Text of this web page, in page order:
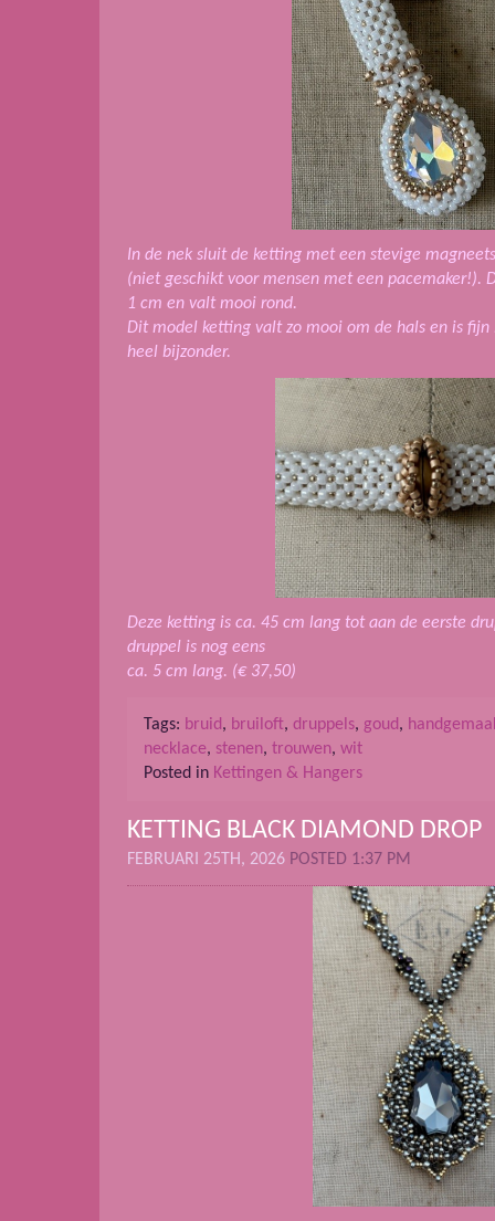
In de nek sluit de ketting met een stevige
(niet geschikt voor mensen met een pacemaker!).
1 cm en valt mooi rond.
Dit model ketting valt zo mooi om de hals en is
heel bijzonder.
Deze ketting is ca. 45 cm lang tot aan de eerste
druppel is nog eens
ca. 5 cm lang. (€ 37,50)
Tags: bruid, bruiloft, druppels, goud,
necklace, stenen, trouwen, wit
Posted in Kettingen & Hangers
KETTING BLACK DIAMOND DROP
FEBRUARI 25TH, 2026 POSTED 1:37 PM